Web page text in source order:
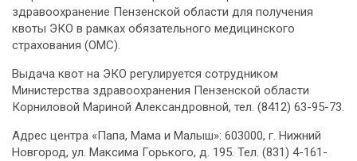
здравоохранение Пензенской области для получения
квоты ЭКО в рамках обязательного медицинского
страхования (ОМС).
Выдача квот на ЭКО регулируется сотрудником
Министерства здравоохранения Пензенской области
Корниловой Мариной Александровной, тел. (8412) 63-95-73.
Адрес центра «Папа, Мама и Малыш»: 603000, г. Нижний
Новгород, ул. Максима Горького, д. 195. Тел. (831) 4-161-